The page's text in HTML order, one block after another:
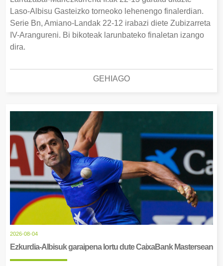
Laso-Albisu Gasteizko torneoko lehenengo finalerdian.
Serie Bn, Amiano-Landak 22-12 irabazi diete Zubizarreta
IV-Arangureni. Bi bikoteak larunbateko finaletan izango
dira.
GEHIAGO
2026-08-04
Ezkurdia-Albisuk garaipena lortu dute CaixaBank Mastersean